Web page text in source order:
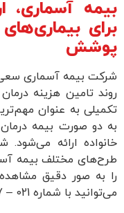
بیمه آسماری،
برای
پوشش
شرکت بیمه آسماری سعی
روند تامین هزینه
تکمیلی به عنوان
به دو صورت بیمه
خانواده ارائه می‌شود.
طرح‌های مختلف بیمه
را به صور دقیق
می‌توانید با شماره 021 – 43417 تماس حاصل فرمایید.